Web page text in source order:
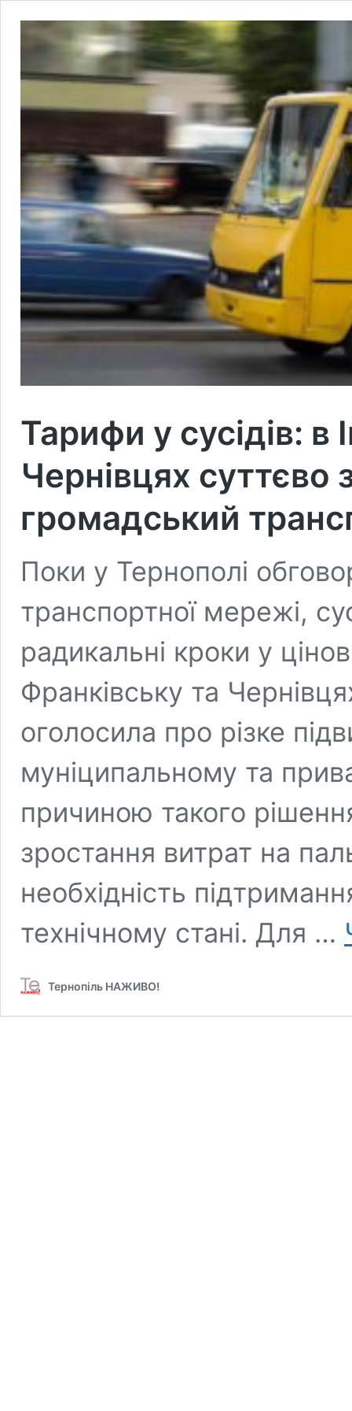
Тарифи у сусідів: в
Чернівцях
громадський
Поки у Тернополі
транспортної мережі,
радикальні кроки у
Франківську та
оголосила про різке
муніципальному та
причиною такого
зростання витрат на
необхідність
технічному стані. Для …
Тернопіль НАЖИВО!